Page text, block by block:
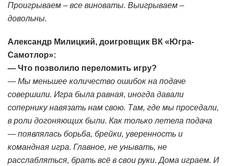
Проигрываем – все виноваты. Выигрываем –
довольны.
Александр Милицкий, доигровщик ВК «Югра-
Самотлор»:
— Что позволило переломить игру?
— Мы меньшее количество ошибок на подаче
совершили. Игра была равная, иногда давали
сопернику навязать нам свою. Там, где мы проседали,
в роли догоняющих были. Как только летела подача
— появлялась борьба, брейки, уверенность и
командная игра. Главное, не унывать, не
расслабляться, брать всё в свои руки. Дома играем. И